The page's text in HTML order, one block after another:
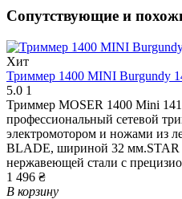
Сопутствующие и
Хит
Триммер 1400 MINI Burgundy
5.0 1
Триммер MOSER 1400 Mini
профессиональный сетевой
электромотором и ножами из
BLADE, шириной 32
нержавеющей стали с
1 496 ₴
В корзину